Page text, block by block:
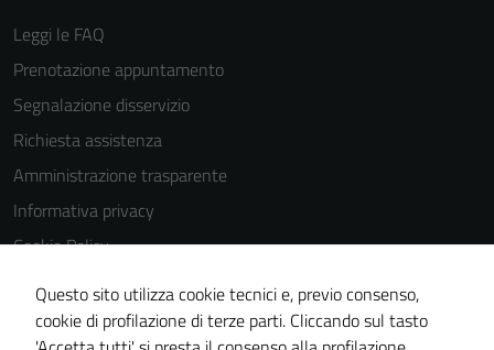
Leggi le FAQ
Prenotazione appuntamento
Segnalazione disservizio
Richiesta assistenza
Amministrazione trasparente
Informativa privacy
Cookie Policy
Note legali
Dichiarazione di accessibilità
Questo sito utilizza cookie tecnici e, previo consenso,
cookie di profilazione di terze parti. Cliccando sul tasto
disabilitati.
non raccolgono
informazioni
personali.